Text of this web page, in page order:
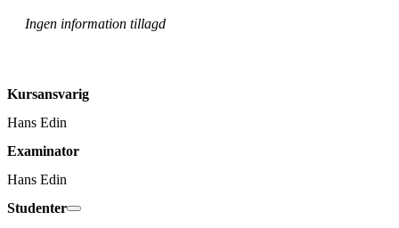
Ingen information tillagd
Kursansvarig
Hans Edin
Examinator
Hans Edin
Studenter